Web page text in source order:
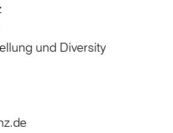
und Diversity